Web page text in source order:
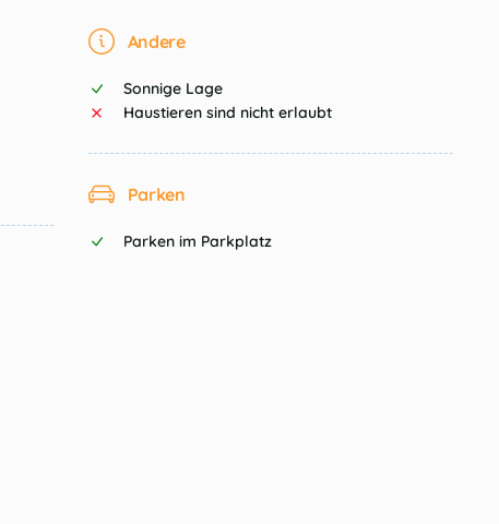
Andere
Sonnige Lage
Haustieren sind nicht erlaubt
Parken
Parken im Parkplatz